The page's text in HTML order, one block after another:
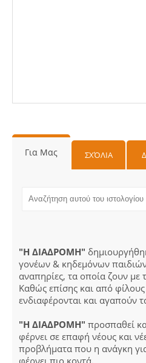
Για Μας ΣΧΌΛΙΑ
"Η ΔΙΑΔΡΟΜΗ"
γονέων & κηδεμόνων
αναπηρίες, τα οποία ζουν με
Καθώς επίσης και από φίλους
ενδιαφέρονται και αγαπούν
"Η ΔΙΑΔΡΟΜΗ" προσπαθεί
φέρνει σε επαφή νέους και
προβλήματα που η ανάγκη
φέρνει πιο κοντά.